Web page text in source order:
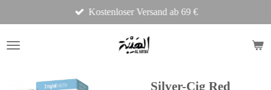
Hauptinhalt
springen
Kostenloser Versand ab 69 €
Silver-Cig Red